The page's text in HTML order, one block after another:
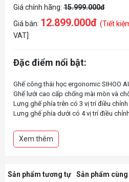
Giá chính hãng: 15.999.000đ
Giá bán: 12.899.000đ (Tiết
VAT]
Đặc điểm nổi bật:
Ghế công thái học ergonomic SIHOO
Ghế lưới cao cấp chống mài mòn và
Lưng ghế phía trên có 3 vị trí điều
Lưng ghế phía dưới có 4 vị trí điều
Tay ghế nhôm và bọc PU mềm 6D, có
nghiêng, điều chỉnh lùi và tiến đồng
Chân đỡ bằng lưới đầy đủ, có thể điều
Xem thêm
Sản phẩm tương tự Sản phẩm